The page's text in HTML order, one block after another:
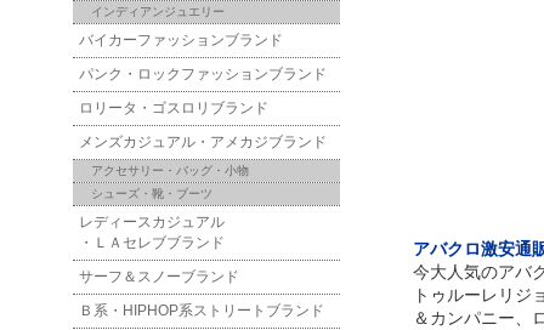
アバクロ激安通
今大人気のアバ
トゥルーレリジ
＆カンパニー、
インディアンジュエリー
バイカーファッションブランド
パンク・ロックファッションブランド
ロリータ・ゴスロリブランド
メンズカジュアル・アメカジブランド
アクセサリー・バッグ・小物
シューズ・靴・ブーツ
レディースカジュアル
・ＬＡセレブブランド
サーフ＆スノーブランド
Ｂ系・HIPHOP系ストリートブランド